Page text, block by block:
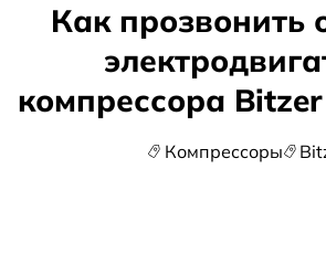
Как прозвонить
компрессора
Компрессоры